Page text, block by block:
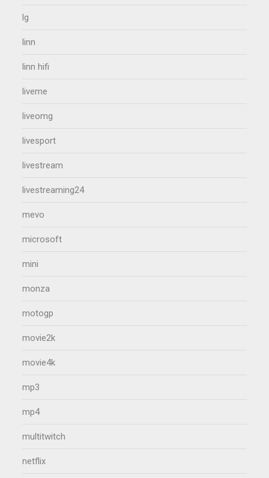
lg
linn
linn hifi
liveme
liveomg
livesport
livestream
livestreaming24
mevo
microsoft
mini
monza
motogp
movie2k
movie4k
mp3
mp4
multitwitch
netflix